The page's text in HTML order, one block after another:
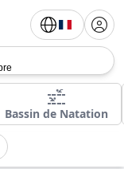
Bassin de Natation